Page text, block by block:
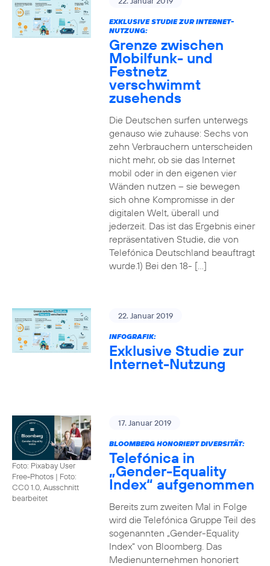
EXKLUSIVE STUDIE ZUR INTERNET-
NUTZUNG:
Grenze zwischen
Mobilfunk- und
Festnetz
verschwimmt
zusehends
Die Deutschen surfen unterwegs
genauso wie zuhause: Sechs von
zehn Verbrauchern unterscheiden
nicht mehr, ob sie das Internet
mobil oder in den eigenen vier
Wänden nutzen – sie bewegen
sich ohne Kompromisse in der
digitalen Welt, überall und
jederzeit. Das ist das Ergebnis einer
repräsentativen Studie, die von
Telefónica Deutschland beauftragt
wurde.1) Bei den 18- […]
22. Januar 2019
INFOGRAFIK:
Exklusive Studie zur
Internet-Nutzung
Foto: Pixabay User
Free-Photos | Foto:
CC0 1.0, Ausschnitt
bearbeitet
17. Januar 2019
BLOOMBERG HONORIERT DIVERSITÄT:
Telefónica in
„Gender-Equality
Index“ aufgenommen
Bereits zum zweiten Mal in Folge
wird die Telefónica Gruppe Teil des
sogenannten „Gender-Equality
Index“ von Bloomberg. Das
Medienunternehmen honoriert